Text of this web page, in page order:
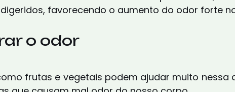
favorecendo o aumento do odor forte
o odor
frutas e vegetais podem ajudar muito nessa